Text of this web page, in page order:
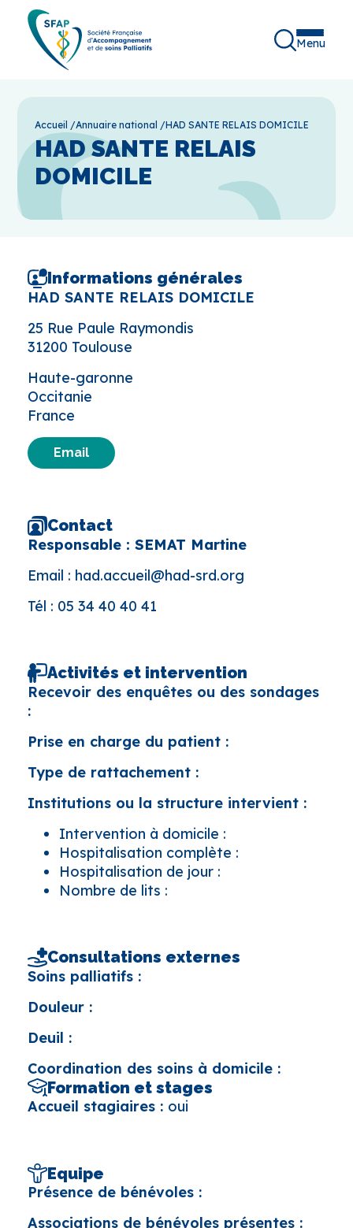
Menu
Accueil /Annuaire national /HAD SANTE RELAIS DOMICILE
HAD SANTE RELAIS
DOMICILE
Informations générales
HAD SANTE RELAIS DOMICILE
25 Rue Paule Raymondis
31200 Toulouse
Haute-garonne
Occitanie
France
Email
Contact
Responsable : SEMAT Martine
Email : had.accueil@had-srd.org
Tél : 05 34 40 40 41
Activités et intervention
Recevoir des enquêtes ou des sondages
:
Prise en charge du patient :
Type de rattachement :
Institutions ou la structure intervient :
Intervention à domicile :
Hospitalisation complète :
Hospitalisation de jour :
Nombre de lits :
Consultations externes
Soins palliatifs :
Douleur :
Deuil :
Coordination des soins à domicile :
Formation et stages
Accueil stagiaires : oui
Equipe
Présence de bénévoles :
Associations de bénévoles présentes :